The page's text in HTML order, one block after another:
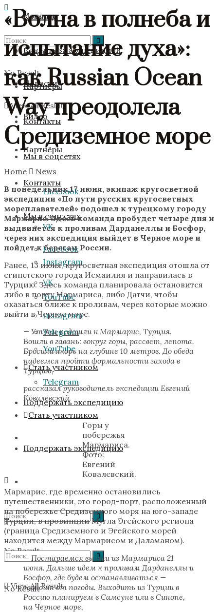
Новости
Видео
Партнёры
Контакты
Мы в соцсетях
Facebook
VK
Instagram
YouTube
Telegram
Стать участником
Поддержать экспедицию
No Result
View All Result
Команда
Следить за экспедицией
Новости
Видео
Партнёры
Контакты
Мы в соцсетях
Facebook
VK
Instagram
YouTube
Telegram
Стать участником
Поддержать экспедицию
No Result
No Result
View All Result
«Волна в полнеба и
испытание духа»:
как Russian Ocean
Way преодолела
Средиземное море
Home
News
В понедельник,17 июня, экипаж кругосветной
экспедиции «По пути русских кругосветных
мореплавателей» подошел к турецкому городу
Мармарис. Здесь команда пробудет четыре дня и
выдвинется к проливам Дарданеллы и Босфор,
через них экспедиция выйдет в Черное море и
пойдет к берегам России.
Ранее, 13 июня, кругосветная экспедиция отошла от
египетского города Исмаилия и направилась в
Турцию. Здесь команда планировала остановится
либо в порту Мармариса, либо Датчи, чтобы
оказаться ближе к проливам, через которые можно
выйти в Черное море.
— Утром подошли к Мармарис, Турция.
Вошли в гавань: вокруг горы, рассвет, лепота.
Бросили якорь на глубине 10 метров. До обеда
надеемся пройти формальности захода в
Турцию,
рассказал руководитель экспедиции Евгений
Ковалевский.
Горы у
побережья
Мармариса.
Фото:
Евгений
Ковалевский.
Мармарис, где временно остановились
путешественники, это город-порт, расположенный
на побережье Средиземного моря на юго-западе
Турции, в провинции Мугла Эгейского региона
(граница Средиземного и Эгейского морей
находится между Мармарисом и Даламаном).
— Постараемся выйти из Мармариса 21
июня. Дальше идем к проливам Дарданеллы и
Босфор, где будем останавливаться —
зависит от погоды. Выходить из Турции в
Россию планируем в Самсуне или в Синопе,
на Черное море,